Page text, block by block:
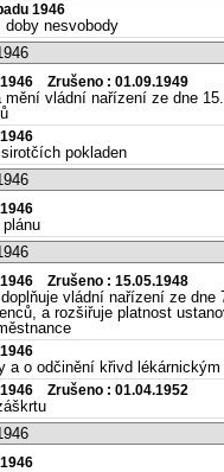
1946
doby nesvobody
Zrušeno : 01.09.1949
vládní nařízení ze dne
pokladen
Zrušeno : 15.05.1948
vládní nařízení ze
a rozšiřuje platnost
a o odčinění křivd lékárnickým
Zrušeno : 01.04.1952